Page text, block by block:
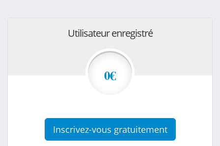
Utilisateur enregistré
0€
Inscrivez-vous gratuitement